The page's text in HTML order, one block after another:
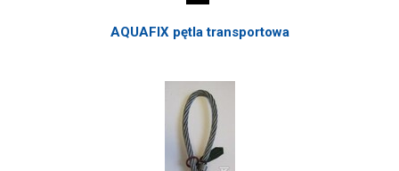
AQUAFIX pętla transportowa